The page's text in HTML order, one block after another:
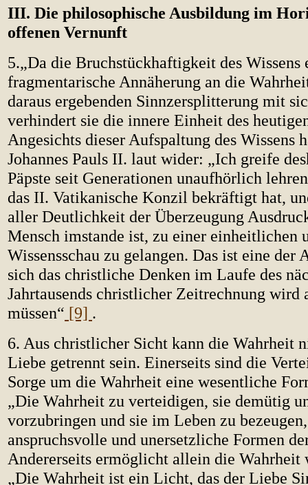
III. Die philosophische Ausbildung im
offenen Vernunft
5.„Da die Bruchstückhaftigkeit des Wissens
fragmentarische Annäherung an die
daraus ergebenden Sinnzersplitterung mit
verhindert sie die innere Einheit des
Angesichts dieser Aufspaltung des Wissens
Johannes Pauls II. laut wider: „Ich greife
Päpste seit Generationen unaufhörlich
das II. Vatikanische Konzil bekräftigt hat,
aller Deutlichkeit der Überzeugung
Mensch imstande ist, zu einer einheitlichen
Wissensschau zu gelangen. Das ist eine der
sich das christliche Denken im Laufe des
Jahrtausends christlicher Zeitrechnung wird
müssen“ [9] .
6. Aus christlicher Sicht kann die Wahrheit
Liebe getrennt sein. Einerseits sind die
Sorge um die Wahrheit eine wesentliche
„Die Wahrheit zu verteidigen, sie demütig
vorzubringen und sie im Leben zu
anspruchsvolle und unersetzliche Formen
Andererseits ermöglicht allein die Wahrheit
„Die Wahrheit ist ein Licht, das der Liebe